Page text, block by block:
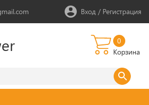
Вход / Регистрация
0
Корзина